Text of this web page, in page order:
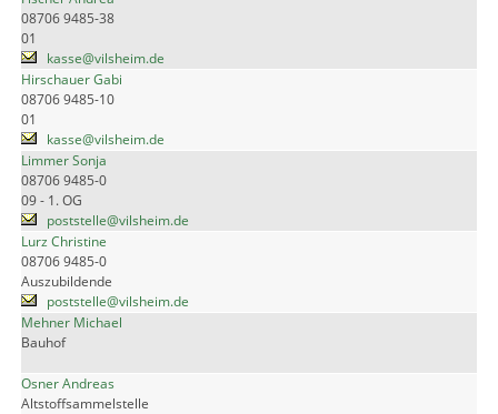
08706 9485-38
01
kasse@vilsheim.de
Hirschauer Gabi
08706 9485-10
01
kasse@vilsheim.de
Limmer Sonja
08706 9485-0
09 - 1. OG
poststelle@vilsheim.de
Lurz Christine
08706 9485-0
Auszubildende
poststelle@vilsheim.de
Mehner Michael
Bauhof
Osner Andreas
Altstoffsammelstelle